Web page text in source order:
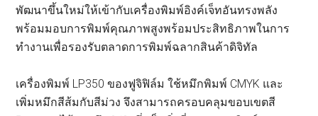
พัฒนาขึ้นใหม่ให้เข้ากับเครื่องพิมพ์อิงค์เจ็ทอันทรงพลัง
พร้อมมอบการพิมพ์คุณภาพสูงพร้อมประสิทธิภาพในการ
ทำงานเพื่อรองรับตลาดการพิมพ์ฉลากสินค้าดิจิทัล
เครื่องพิมพ์ LP350 ของฟูจิฟิล์ม ใช้หมึกพิมพ์ CMYK และ
เพิ่มหมึกสีส้มกับสีม่วง จึงสามารถครอบคลุมขอบเขตสี